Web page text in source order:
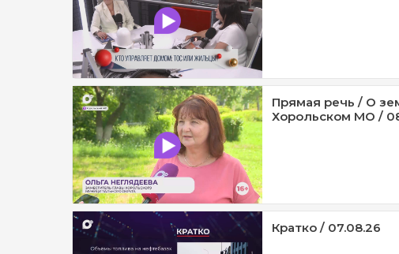
Прямая речь / О
Хорольском МО /
Кратко / 07.08.26